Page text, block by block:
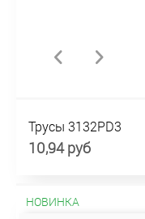
Трусы 3132PD3
10,94 руб
НОВИНКА